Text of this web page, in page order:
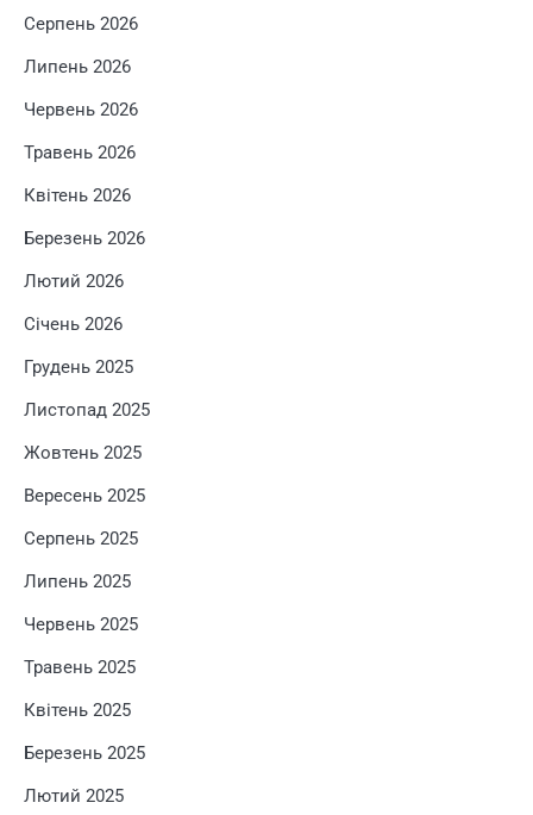
Серпень 2026
Липень 2026
Червень 2026
Травень 2026
Квітень 2026
Березень 2026
Лютий 2026
Січень 2026
Грудень 2025
Листопад 2025
Жовтень 2025
Вересень 2025
Серпень 2025
Липень 2025
Червень 2025
Травень 2025
Квітень 2025
Березень 2025
Лютий 2025